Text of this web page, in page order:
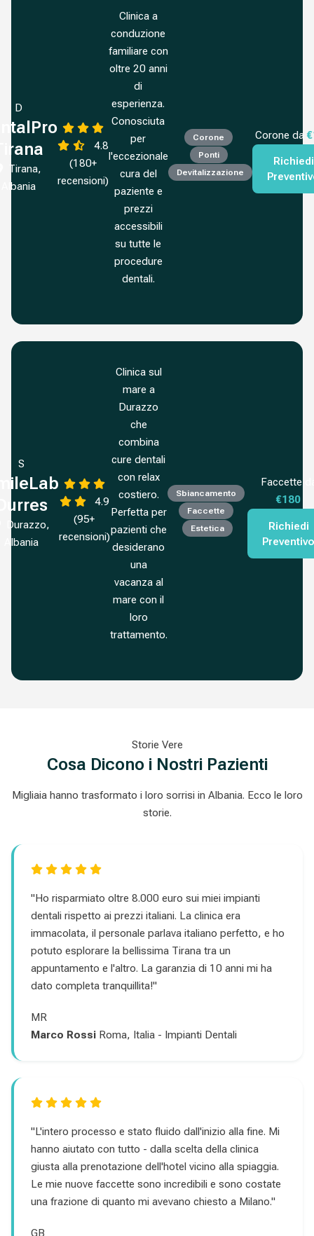
D
Tirana,
Albania
4.8
(180+
recensioni)
Clinica a
conduzione
familiare con
oltre 20 anni
di
esperienza.
Conosciuta
per
l'eccezionale
cura del
paziente e
prezzi
accessibili
su tutte le
procedure
dentali.
Corone
Ponti
Devitalizzazione
Corone da
Richiedi
S
Durazzo,
Albania
4.9
(95+
recensioni)
Clinica sul
mare a
Durazzo
che
combina
cure dentali
con relax
costiero.
Perfetta per
pazienti che
desiderano
una
vacanza al
mare con il
loro
trattamento.
Sbiancamento
Faccette
Estetica
Faccette
€180
Richiedi
Preventivo
Storie Vere
Cosa Dicono i Nostri Pazienti
Migliaia hanno trasformato i loro sorrisi in Albania. Ecco le loro
storie.
"Ho risparmiato oltre 8.000 euro sui miei impianti
dentali rispetto ai prezzi italiani. La clinica era
immacolata, il personale parlava italiano perfetto, e ho
potuto esplorare la bellissima Tirana tra un
appuntamento e l'altro. La garanzia di 10 anni mi ha
dato completa tranquillita!"
MR
Marco Rossi Roma, Italia - Impianti Dentali
"L'intero processo e stato fluido dall'inizio alla fine. Mi
hanno aiutato con tutto - dalla scelta della clinica
giusta alla prenotazione dell'hotel vicino alla spiaggia.
Le mie nuove faccette sono incredibili e sono costate
una frazione di quanto mi avevano chiesto a Milano."
GB